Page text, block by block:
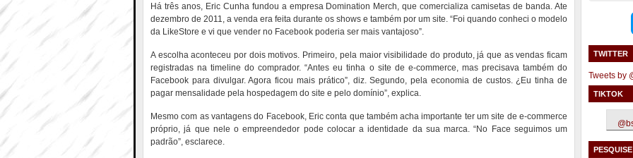
Há três anos, Eric Cunha fundou a empresa Domination Merch, que comercializa camisetas de banda. Ate
dezembro de 2011, a venda era feita durante os shows e também por um site. “Foi quando conheci o modelo
da LikeStore e vi que vender no Facebook poderia ser mais vantajoso”.
A escolha aconteceu por dois motivos. Primeiro, pela maior visibilidade do produto, já que as vendas ficam
registradas na timeline do comprador. “Antes eu tinha o site de e-commerce, mas precisava também do
Facebook para divulgar. Agora ficou mais prático”, diz. Segundo, pela economia de custos. ¿Eu tinha de
pagar mensalidade pela hospedagem do site e pelo domínio”, explica.
Mesmo com as vantagens do Facebook, Eric conta que também acha importante ter um site de e-commerce
próprio, já que nele o empreendedor pode colocar a identidade da sua marca. “No Face seguimos um
padrão”, esclarece.
TWITTER
Tweets by
TIKTOK